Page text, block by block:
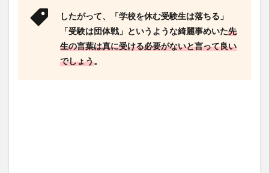
したがって、「学校を休む受験生は落ちる」
「受験は団体戦」というような綺麗事めいた先
生の言葉は真に受ける必要がないと言って良い
でしょう。